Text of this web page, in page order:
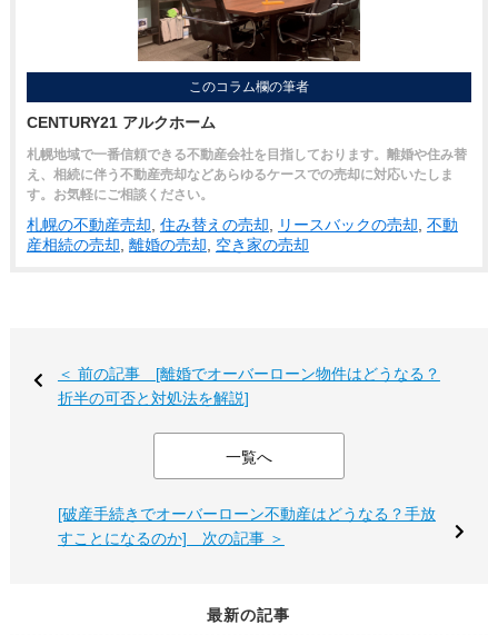
このコラム欄の筆者
CENTURY21 アルクホーム
札幌地域で一番信頼できる不動産会社を目指しております。離婚や住み替
え、相続に伴う不動産売却などあらゆるケースでの売却に対応いたしま
す。お気軽にご相談ください。
札幌の不動産売却 住み替えの売却 リースバックの売却 不動
産相続の売却 離婚の売却 空き家の売却
＜ 前の記事 [離婚でオーバーローン物件はどうなる？
折半の可否と対処法を解説]
一覧へ
[破産手続きでオーバーローン不動産はどうなる？手放
すことになるのか] 次の記事 ＞
最新の記事